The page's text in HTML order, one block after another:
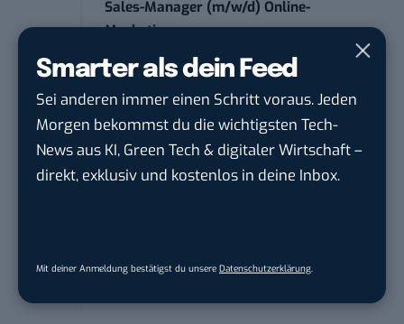
Smarter als dein Feed
Sei anderen immer einen Schritt voraus. Jeden
Morgen bekommst du die wichtigsten Tech-
News aus KI, Green Tech & digitaler Wirtschaft –
direkt, exklusiv und kostenlos in deine Inbox.
Mit deiner Anmeldung bestätigst du unsere Datenschutzerklärung
Sales-Manager (m/w/d) Online-
Marketing
.wtv Württemberger Medien GmbH & ...
Heilbronn, F...
Endpoint Security Engineer – OT (f/m/x)
ZEISSinOberkochen (Baden-Württemberg),
München
Josera Erbacher Service GmbH & Co...